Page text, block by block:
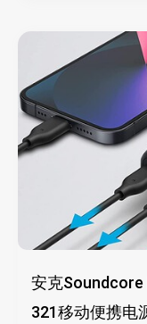
安克
321移动便携电